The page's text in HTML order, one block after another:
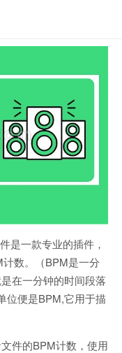
是一款专业的插件，
数。（BPM是一分
在一分钟的时间段落
位便是BPM,它用于描
件的BPM计数，使用